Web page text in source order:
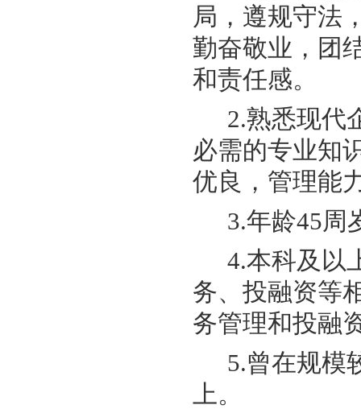
局，遵规守法
勤奋敬业，团
和责任感。
2.熟悉现代
必需的专业知
优良，管理能
3.年龄45周
4.本科及以
务、投融资等
务管理和投融
5.曾在规模
上。